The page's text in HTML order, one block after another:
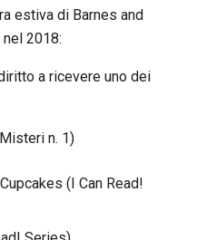
estiva di Barnes and
2018:
a ricevere uno dei
n. 1)
(I Can Read!